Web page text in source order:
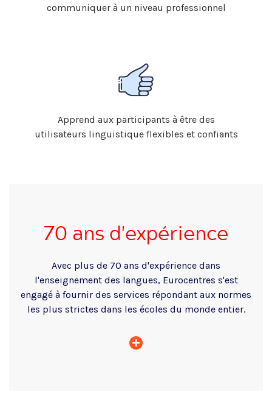
communiquer à un niveau professionnel
Apprend aux participants à être des
utilisateurs linguistique flexibles et confiants
70 ans d'expérience
Avec plus de 70 ans d'expérience dans
l'enseignement des langues, Eurocentres s'est
engagé à fournir des services répondant aux normes
les plus strictes dans les écoles du monde entier.